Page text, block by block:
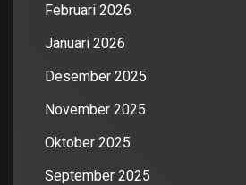
Februari 2026
Januari 2026
Desember 2025
November 2025
Oktober 2025
September 2025